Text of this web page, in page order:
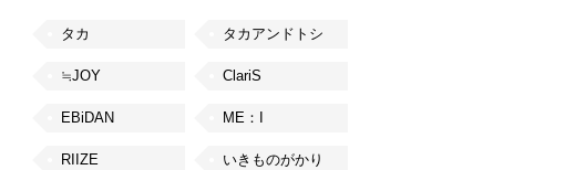
タカ タカアンドトシ
≒JOY ClariS
EBiDAN ME：I
RIIZE いきものがかり